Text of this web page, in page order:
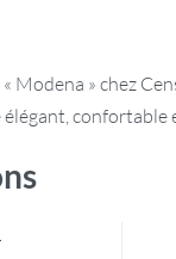
Modena » chez
élégant,